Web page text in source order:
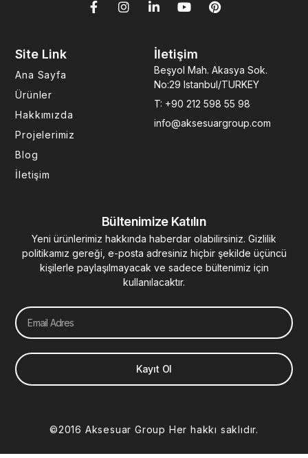
F
a
I
L
e
d
i
n
-
i
n
Y
u
b
e
P
r
e
s
t
Site Link
Ana Sayfa
Ürünler
Hakkımızda
Projelerimiz
Blog
İletişim
İletişim
Beşyol Mah. Akasya Sok.
No:29 Istanbul/TURKEY
T: +90 212 598 55 98
info@aksesuargroup.com
Bültenimize Katılın
Yeni ürünlerimiz hakkında haberdar olabilirsiniz. Gizlilik
politikamız gereği, e-posta adresiniz hiçbir şekilde üçüncü
kişilerle paylaşılmayacak ve sadece bültenimiz için
kullanılacaktır.
Email
Kayıt Ol
©2016 Aksesuar Group Her hakkı saklıdır.